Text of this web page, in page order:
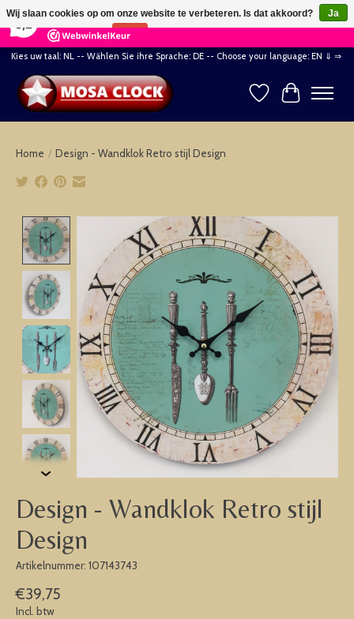
164 Reviews ×
Kies uw taal: NL -- Wählen Sie ihre Sprache: DE -- Choose your language: EN ⇓ ⇒
Verlanglijst
Home / Design - Wandklok Retro stijl Design
Product image slideshow Items
Design - Wandklok Retro stijl
Design
Artikelnummer: 107143743
€39,75
Incl. btw
Wij slaan cookies op om onze website te verbeteren. Is dat akkoord?
Ja
Nee